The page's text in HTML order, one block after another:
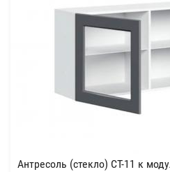
Антресоль (стекло) СТ-11 к